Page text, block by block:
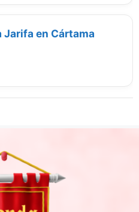
Jarifa en Cártama